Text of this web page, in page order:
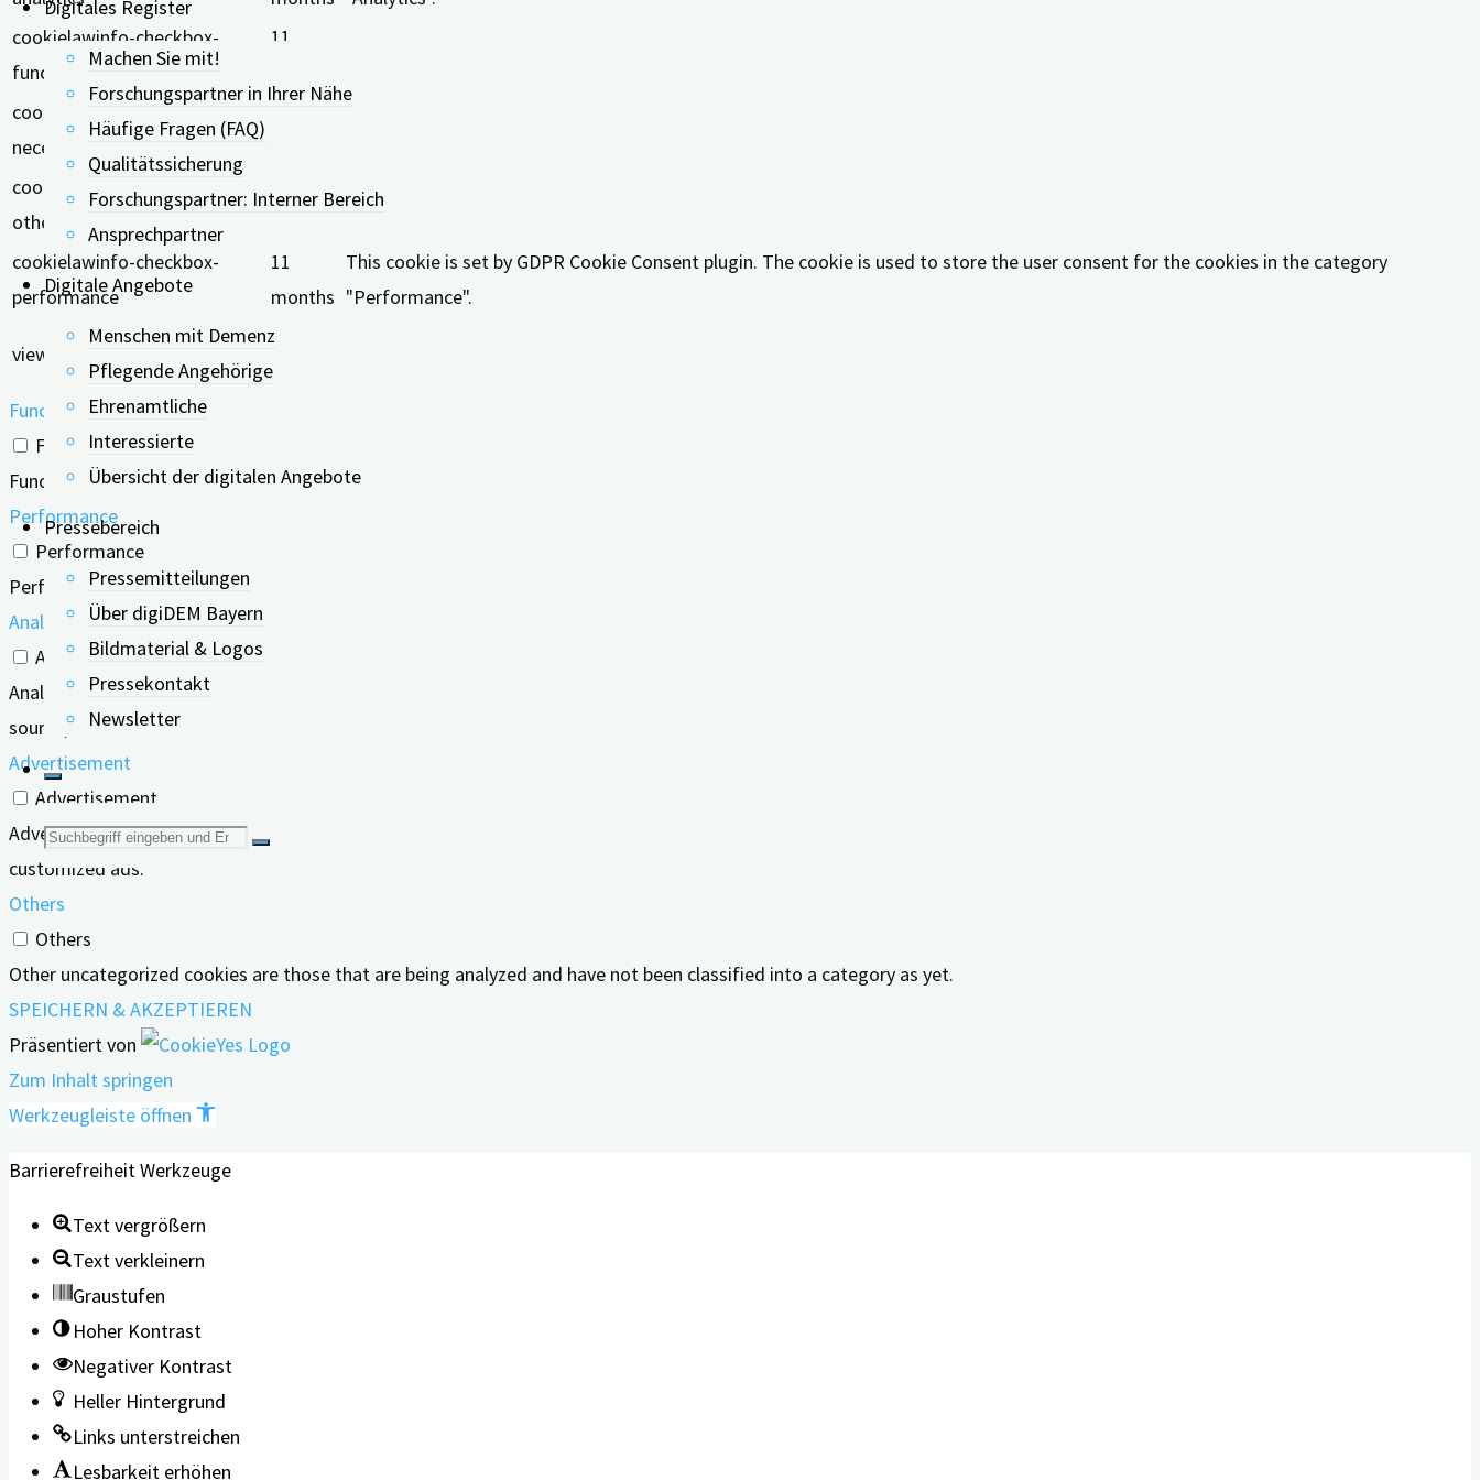
Digitales Register
Machen Sie mit!
Forschungspartner in Ihrer Nähe
Häufige Fragen (FAQ)
Qualitätssicherung
Forschungspartner: Interner Bereich
Ansprechpartner
Digitale Angebote
Menschen mit Demenz
Pflegende Angehörige
Ehrenamtliche
Interessierte
Übersicht der digitalen Angebote
Pressebereich
Pressemitteilungen
Über digiDEM Bayern
Bildmaterial & Logos
Pressekontakt
Newsletter
Suche
nach:
cookielawinfo-checkbox-
functional
11
cookielawinfo-checkbox-
necessary
cookielawinfo-checkbox-
others
11
This cookie is set by GDPR Cookie Consent plugin. The cookie is used to store the user consent for the cookies in the category "Other.
cookielawinfo-checkbox-
performance
11
months
This cookie is set by GDPR Cookie Consent plugin. The cookie is used to store the user consent for the cookies in the category
"Performance".
viewed_cookie_policy
11
months
Functional
Functional
Functional cookies help to perform certain functionalities like sharing the content of the website on social media platforms, collect feedbacks, and other third-party features.
Performance
Performance
Performance cookies are used to understand and analyze the key performance indexes of the website which helps in delivering a better user experience for the visitors.
Analytics
Analytics
Analytical cookies are used to understand how visitors interact with the website. These cookies help provide information on metrics the number of visitors, bounce rate, traffic
source, etc.
Advertisement
Advertisement
Advertisement cookies are used to provide visitors with relevant ads and marketing campaigns. These cookies track visitors across websites and collect information to provide
customized ads.
Others
Others
Other uncategorized cookies are those that are being analyzed and have not been classified into a category as yet.
SPEICHERN & AKZEPTIEREN
Präsentiert von
Zum Inhalt springen
Werkzeugleiste öffnen
Barrierefreiheit Werkzeuge
Text vergrößern
Text verkleinern
Graustufen
Hoher Kontrast
Negativer Kontrast
Heller Hintergrund
Links unterstreichen
Lesbarkeit erhöhen